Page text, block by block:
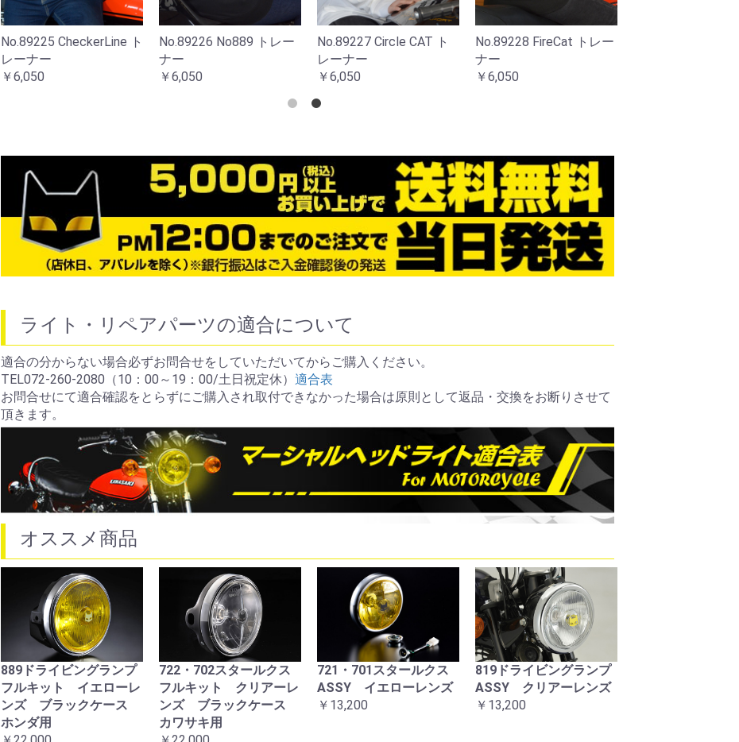
No.89225 CheckerLine ト
レーナー
￥6,050
No.89226 No889 トレー
ナー
￥6,050
No.89227 Circle CAT ト
レーナー
￥6,050
No.89228 FireCat トレー
ナー
￥6,050
ライト・リペアパーツの適合について
適合の分からない場合必ずお問合せをしていただいてからご購入ください。
TEL072-260-2080（10：00～19：00/土日祝定休） 適合表
お問合せにて適合確認をとらずにご購入され取付できなかった場合は原則として返品・交換をお断りさせて
頂きます。
オススメ商品
889ドライビングランプ
フルキット イエローレ
ンズ ブラックケース
ホンダ用
722・702スタールクス
フルキット クリアーレ
ンズ ブラックケース
カワサキ用
721・701スタールクス
ASSY イエローレンズ
￥13,200
819ドライビングランプ
ASSY クリアーレンズ
￥13,200